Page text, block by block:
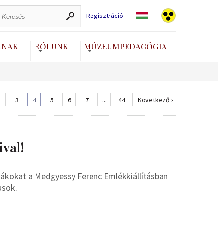
Regisztráció
RÓLUNK MÚZEUMPEDAGÓGIA
3 4 5 6 7 ... 44 Következő ›
a Medgyessy Ferenc Emlékkiállításban